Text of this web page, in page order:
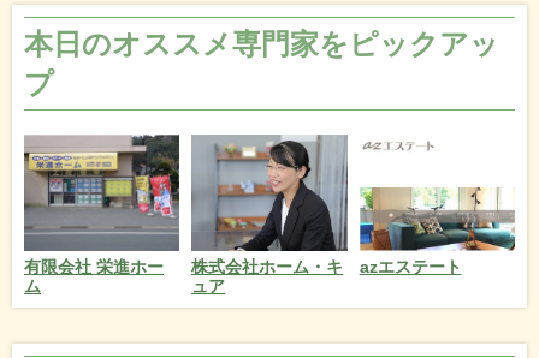
本日のオススメ専門家をピックアッ
プ
有限会社 栄進ホー
ム
株式会社ホーム・キ
ュア
azエステート